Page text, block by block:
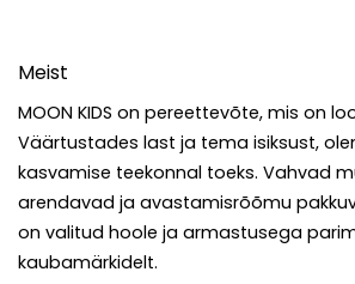
Meist
MOON KIDS on pereettevõte, mis on
Väärtustades last ja tema isiksust,
kasvamise teekonnal toeks. Vahvad
arendavad ja avastamisrõõmu
on valitud hoole ja armastusega
kaubamärkidelt.